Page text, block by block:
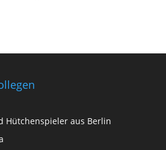
Hütchenspieler aus Berlin